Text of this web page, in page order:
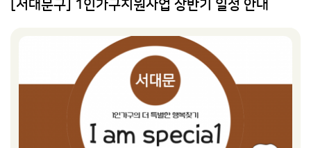
[서대문구] 1인가구지원사업 상반기 일정 안내